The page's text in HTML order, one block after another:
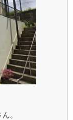
。